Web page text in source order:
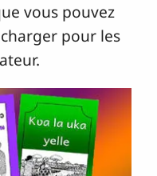
vous pouvez
pour les